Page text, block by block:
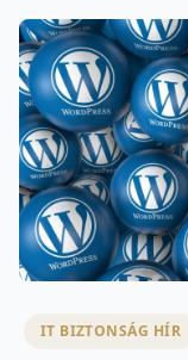
IT BIZTONSÁG HÍR